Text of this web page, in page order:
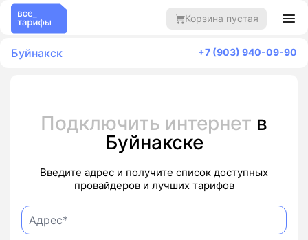
Корзина пустая
Буйнакск +7 (903) 940-09-90
Подключить интернет в
Буйнакске
Введите адрес и получите список доступных
провайдеров и лучших тарифов